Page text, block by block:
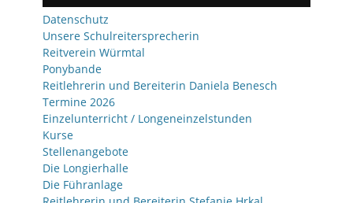
Datenschutz
Unsere Schulreitersprecherin
Reitverein Würmtal
Ponybande
Reitlehrerin und Bereiterin Daniela Benesch
Termine 2026
Einzelunterricht / Longeneinzelstunden
Kurse
Stellenangebote
Die Longierhalle
Die Führanlage